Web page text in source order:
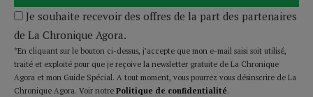
Je souhaite recevoir des offres de la part des partenaires
de La Chronique Agora.
*En cliquant sur le bouton ci-dessus, j’accepte que mon e-mail saisi soit utilisé,
traité et exploité pour que je reçoive la newsletter gratuite de La Chronique
Agora et mon Guide Spécial. A tout moment, vous pourrez vous désinscrire de La
Chronique Agora. Voir notre Politique de confidentialité.